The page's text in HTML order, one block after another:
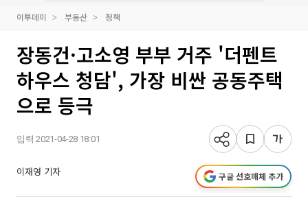
이투데이 부동산 정책
장동건·고소영 부부 거주 '더펜트
하우스 청담', 가장 비싼 공동주택
으로 등극
입력 2021-04-28 18:01
이재영 기자 구글 선호매체 추가